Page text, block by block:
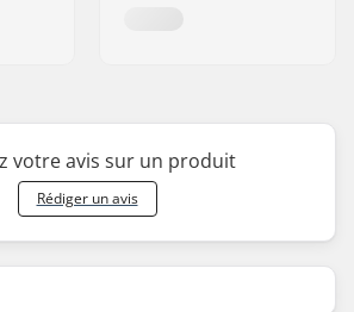
votre avis sur un produit
Rédiger un avis